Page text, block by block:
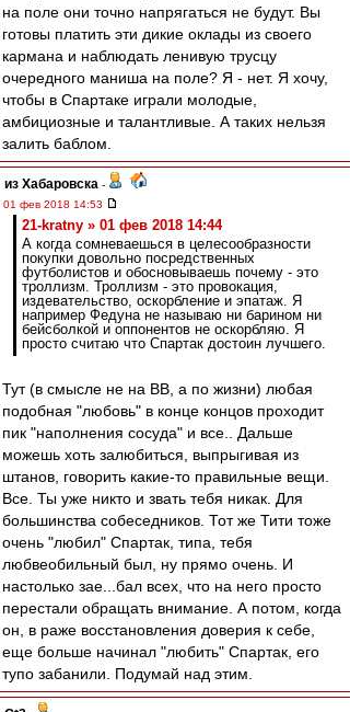
на поле они точно напрягаться не будут. Вы
готовы платить эти дикие оклады из своего
кармана и наблюдать ленивую трусцу
очередного маниша на поле? Я - нет. Я хочу,
чтобы в Спартаке играли молодые,
амбициозные и талантливые. А таких нельзя
залить баблом.
из Хабаровска -
01 фев 2018 14:53
21-kratny » 01 фев 2018 14:44
А когда сомневаешься в целесообразности
покупки довольно посредственных
футболистов и обосновываешь почему - это
троллизм. Троллизм - это провокация,
издевательство, оскорбление и эпатаж. Я
например Федуна не называю ни барином ни
бейсболкой и оппонентов не оскорбляю. Я
просто считаю что Спартак достоин лучшего.
Тут (в смысле не на ВВ, а по жизни) любая
подобная "любовь" в конце концов проходит
пик "наполнения сосуда" и все.. Дальше
можешь хоть залюбиться, выпрыгивая из
штанов, говорить какие-то правильные вещи.
Все. Ты уже никто и звать тебя никак. Для
большинства собеседников. Тот же Тити тоже
очень "любил" Спартак, типа, тебя
любвеобильный был, ну прямо очень. И
настолько зае...бал всех, что на него просто
перестали обращать внимание. А потом, когда
он, в раже восстановления доверия к себе,
еще больше начинал "любить" Спартак, его
тупо забанили. Подумай над этим.